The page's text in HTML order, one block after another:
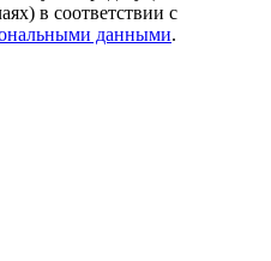
в соответствии с
данными.